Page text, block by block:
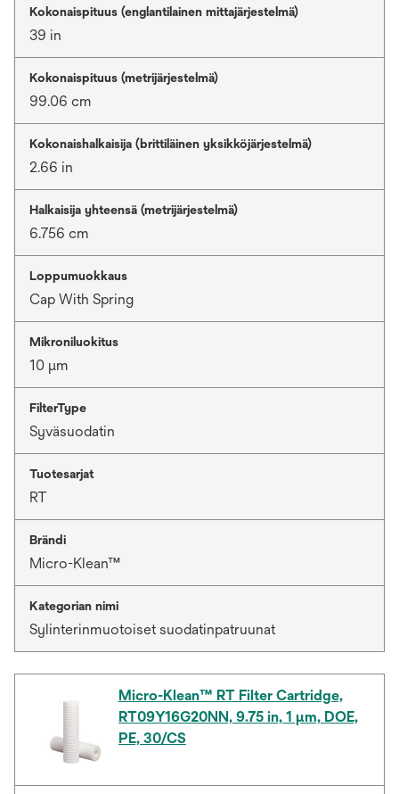
Kokonaispituus (englantilainen mittajärjestelmä)
39 in
Kokonaispituus (metrijärjestelmä)
99.06 cm
Kokonaishalkaisija (brittiläinen yksikköjärjestelmä)
2.66 in
Halkaisija yhteensä (metrijärjestelmä)
6.756 cm
Loppumuokkaus
Cap With Spring
Mikroniluokitus
10 μm
FilterType
Syväsuodatin
Tuotesarjat
RT
Brändi
Micro-Klean™
Kategorian nimi
Sylinterinmuotoiset suodatinpatruunat
Micro-Klean™ RT Filter Cartridge,
RT09Y16G20NN, 9.75 in, 1 µm, DOE,
PE, 30/CS